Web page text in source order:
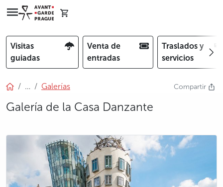
Visitas
guiadas
Venta de
entradas
Traslados y
servicios
… Galerías Compartir
Galería de la Casa Danzante
photo 5
photo 6
photo 7
photo 8
photo 9